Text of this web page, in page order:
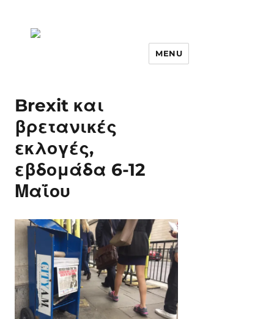
MENU
Brexit και
βρετανικές
εκλογές,
εβδομάδα 6-12
Μαΐου